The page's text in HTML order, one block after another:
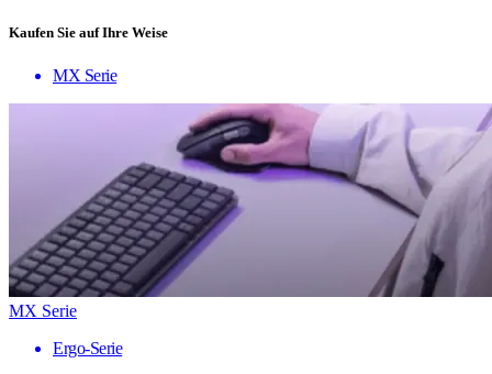
Kaufen Sie auf Ihre Weise
MX Serie
MX Serie
Ergo-Serie